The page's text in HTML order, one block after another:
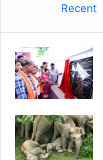
Recent